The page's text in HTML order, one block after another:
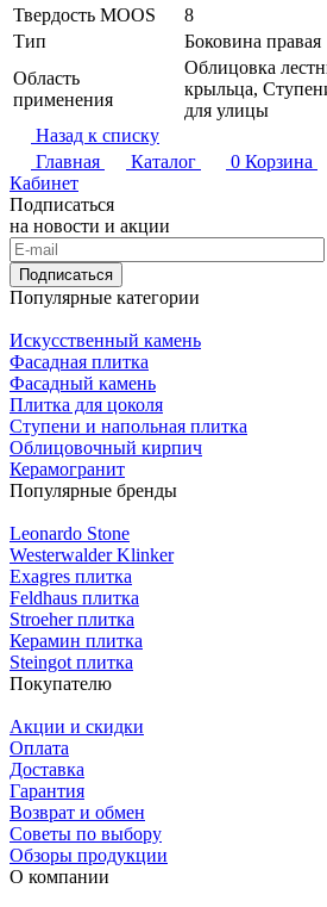
Твердость MOOS
8
Тип
Боковина правая
Область
применения
Облицовка
крыльца,
для улицы
Назад к списку
Главная
Каталог 0 Корзина
Кабинет
Подписаться
на новости и акции
Подписаться
Популярные категории
Искусственный камень
Фасадная плитка
Фасадный камень
Плитка для цоколя
Ступени и напольная плитка
Облицовочный кирпич
Керамогранит
Популярные бренды
Leonardo Stone
Westerwalder Klinker
Exagres плитка
Feldhaus плитка
Stroeher плитка
Керамин плитка
Steingot плитка
Покупателю
Акции и скидки
Оплата
Доставка
Гарантия
Возврат и обмен
Советы по выбору
Обзоры продукции
О компании